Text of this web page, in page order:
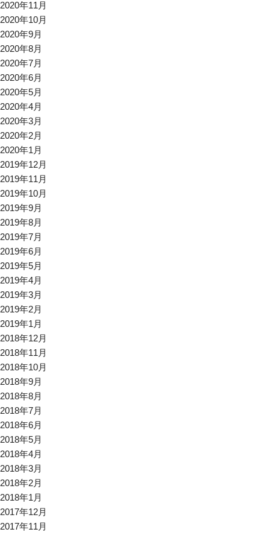
2020年11月
2020年10月
2020年9月
2020年8月
2020年7月
2020年6月
2020年5月
2020年4月
2020年3月
2020年2月
2020年1月
2019年12月
2019年11月
2019年10月
2019年9月
2019年8月
2019年7月
2019年6月
2019年5月
2019年4月
2019年3月
2019年2月
2019年1月
2018年12月
2018年11月
2018年10月
2018年9月
2018年8月
2018年7月
2018年6月
2018年5月
2018年4月
2018年3月
2018年2月
2018年1月
2017年12月
2017年11月